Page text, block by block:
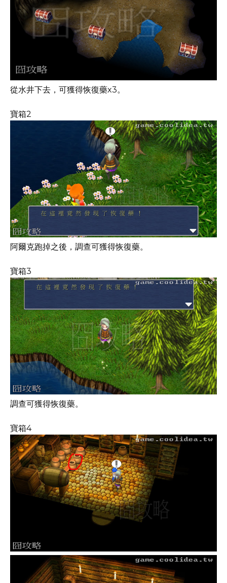
從水井下去，可獲得恢復藥x3。
寶箱2
阿爾克跑掉之後，調查可獲得恢復藥。
寶箱3
調查可獲得恢復藥。
寶箱4